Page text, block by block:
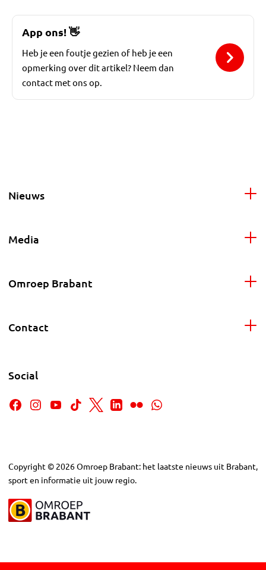
App ons!👋
Heb je een foutje gezien of heb je een
opmerking over dit artikel? Neem dan
contact met ons op.
Nieuws
Media
Omroep Brabant
Contact
Social
Copyright © 2026Omroep Brabant: het laatste nieuws uit Brabant,
sport en informatie uit jouw regio.